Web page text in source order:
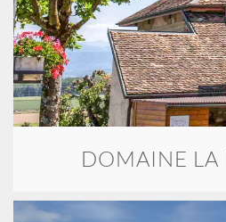
DOMAINE LA